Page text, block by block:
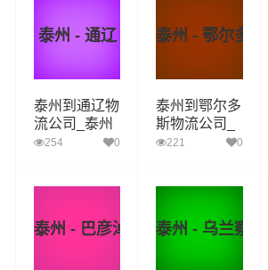
泰州 - 通辽
泰州到通辽物
流公司_泰州
到通辽货运_
254 0
泰州 - 鄂尔多斯
泰州到鄂尔多
斯物流公司_
泰州到鄂尔多
221 0
泰州 - 巴彦淖尔 泰州 - 乌兰察布